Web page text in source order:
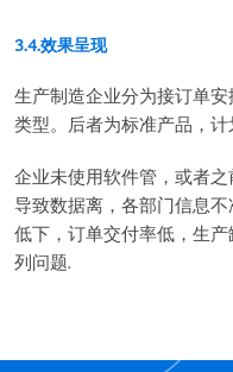
3.4.效果呈现
生产制造企业分为接订单
类型。后者为标准产品，
企业未使用软件管，或者
导致数据离，各部门信息
低下，订单交付率低，生
列问题.